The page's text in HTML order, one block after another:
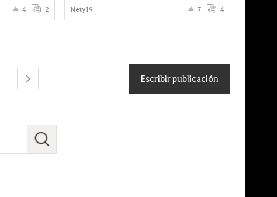
4 2 Nety19 7 4
next Escribir publicación
B